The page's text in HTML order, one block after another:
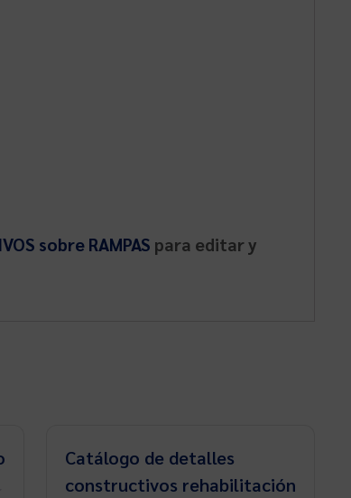
sobre RAMPAS para editar y
Catálogo de detalles
constructivos rehabilitación